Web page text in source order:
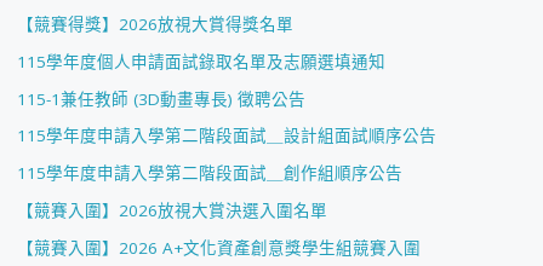
【競賽得獎】2026放視大賞得獎名單
115學年度個人申請面試錄取名單及志願選填通知
115-1兼任教師 (3D動畫專長) 徵聘公告
115學年度申請入學第二階段面試＿設計組面試順序公告
115學年度申請入學第二階段面試＿創作組順序公告
【競賽入圍】2026放視大賞決選入圍名單
【競賽入圍】2026 A+文化資產創意獎學生組競賽入圍